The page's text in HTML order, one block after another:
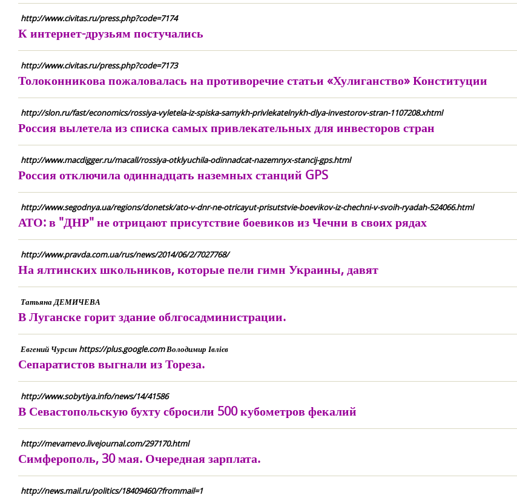
http://www.civitas.ru/press.php?code=7174
К интернет-друзьям постучались
http://www.civitas.ru/press.php?code=7173
Толоконникова пожаловалась на противоречие статьи «Хулиганство» Конституции
http://slon.ru/fast/economics/rossiya-vyletela-iz-spiska-samykh-privlekatelnykh-dlya-investorov-stran-1107208.xhtml
Россия вылетела из списка самых привлекательных для инвесторов стран
http://www.macdigger.ru/macall/rossiya-otklyuchila-odinnadcat-nazemnyx-stancij-gps.html
Россия отключила одиннадцать наземных станций GPS
http://www.segodnya.ua/regions/donetsk/ato-v-dnr-ne-otricayut-prisutstvie-boevikov-iz-chechni-v-svoih-ryadah-524066.html
АТО: в "ДНР" не отрицают присутствие боевиков из Чечни в своих рядах
http://www.pravda.com.ua/rus/news/2014/06/2/7027768/
На ялтинских школьников, которые пели гимн Украины, давят
Татьяна ДЕМИЧЕВА
В Луганске горит здание облгосадминистрации.
Евгений Чурсин https://plus.google.com Володимир Івлієв
Сепаратистов выгнали из Тореза.
http://www.sobytiya.info/news/14/41586
В Севастопольскую бухту сбросили 500 кубометров фекалий
http://mevamevo.livejournal.com/297170.html
Симферополь, 30 мая. Очередная зарплата.
http://news.mail.ru/politics/18409460/?frommail=1